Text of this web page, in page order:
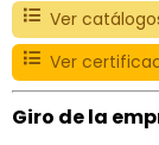
Ver
Ver
Giro de la